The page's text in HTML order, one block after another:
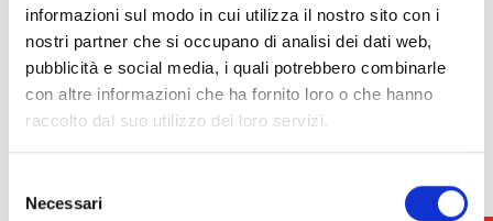
informazioni sul modo in cui utilizza il nostro sito con i
nostri partner che si occupano di analisi dei dati web,
pubblicità e social media, i quali potrebbero combinarle
con altre informazioni che ha fornito loro o che hanno
raccolto dal suo utilizzo dei loro servizi.
delNecessari